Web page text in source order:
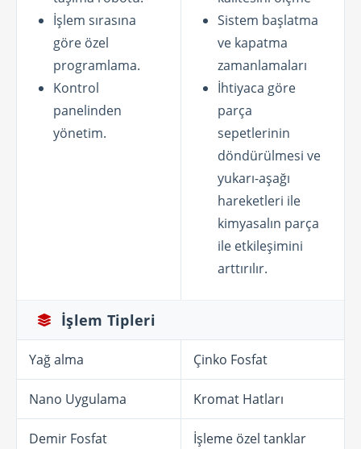
İşlem sırasına
göre özel
programlama.
Kontrol
panelinden
yönetim.
Sistem başlatma
ve kapatma
zamanlamaları
İhtiyaca göre
parça
sepetlerinin
döndürülmesi ve
yukarı-aşağı
hareketleri ile
kimyasalın parça
ile etkileşimini
arttırılır.
İşlem Tipleri
Yağ alma
Nano Uygulama
Demir Fosfat
Çinko Fosfat
Kromat Hatları
İşleme özel tanklar